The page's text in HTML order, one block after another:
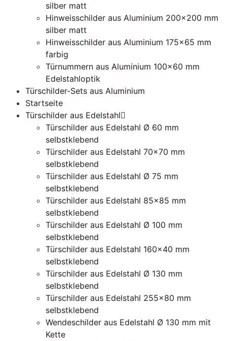
silber matt
Hinweisschilder aus Aluminium 200×200 mm
silber matt
Hinweisschilder aus Aluminium 175×65 mm
farbig
Türnummern aus Aluminium 100×60 mm
Edelstahloptik
Türschilder-Sets aus Aluminium
Startseite
Türschilder aus Edelstahl
Türschilder aus Edelstahl Ø 60 mm
selbstklebend
Türschilder aus Edelstahl 70×70 mm
selbstklebend
Türschilder aus Edelstahl Ø 75 mm
selbstklebend
Türschilder aus Edelstahl 85×85 mm
selbstklebend
Türschilder aus Edelstahl Ø 100 mm
selbstklebend
Türschilder aus Edelstahl 160×40 mm
selbstklebend
Türschilder aus Edelstahl Ø 130 mm
selbstklebend
Türschilder aus Edelstahl 255×80 mm
selbstklebend
Wendeschilder aus Edelstahl Ø 130 mm mit
Kette